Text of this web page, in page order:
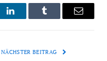
LinkedInTumblr Email
NÄCHSTER BEITRAG